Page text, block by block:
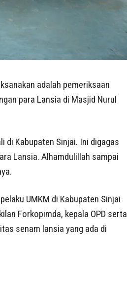
adalah pemeriksaan
para Lansia di Masjid Nurul
di Kabupaten Sinjai. Ini digagas
Lansia. Alhamdulillah sampai
UMKM di Kabupaten Sinjai
Forkopimda, kepala OPD serta
senam lansia yang ada di